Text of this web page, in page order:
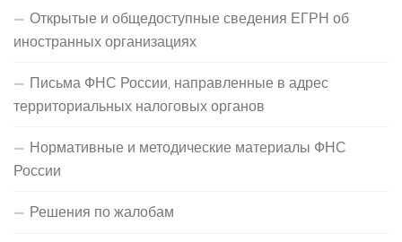
Открытые и общедоступные сведения ЕГРН об
иностранных организациях
Письма ФНС России, направленные в адрес
территориальных налоговых органов
Нормативные и методические материалы ФНС
России
Решения по жалобам